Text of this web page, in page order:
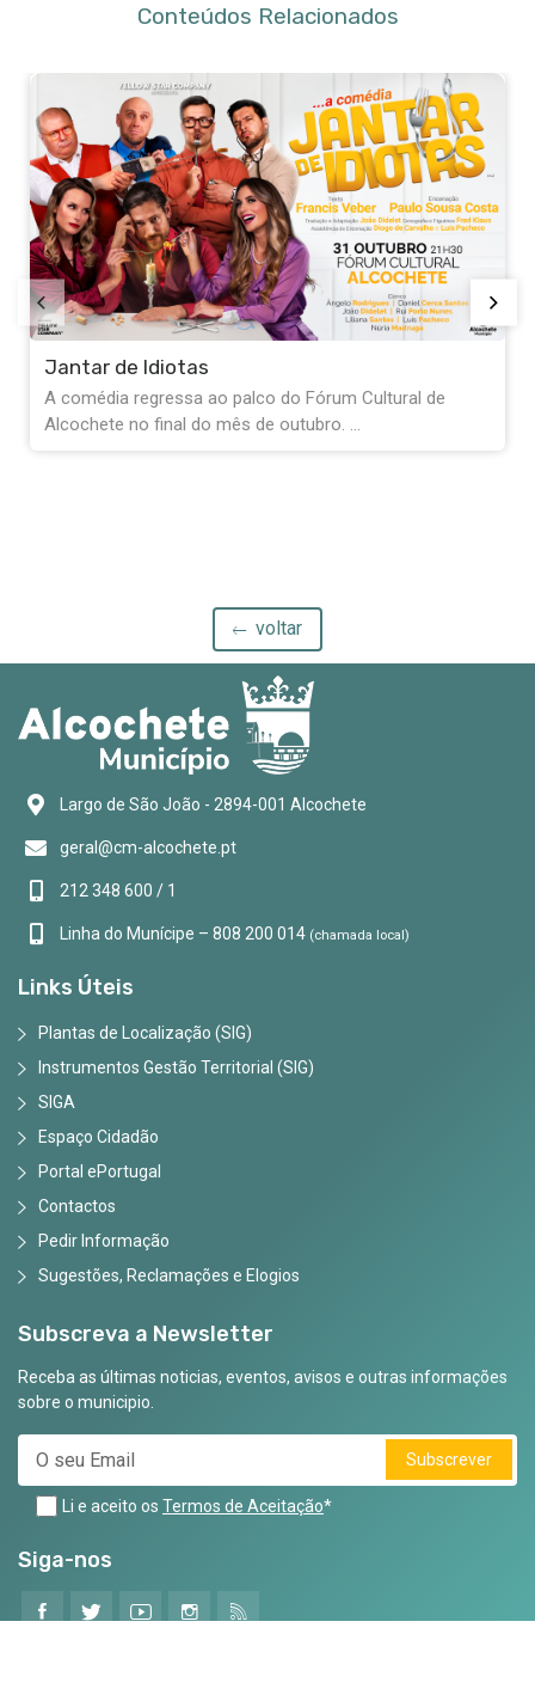
Conteúdos Relacionados
Jantar de Idiotas
A comédia regressa ao palco do Fórum Cultural de
Alcochete no final do mês de outubro. ...
voltar
Largo de São João - 2894-001 Alcochete
geral@cm-alcochete.pt
212 348 600 / 1
Linha do Munícipe – 808 200 014 (chamada local)
Links Úteis
Plantas de Localização (SIG)
Instrumentos Gestão Territorial (SIG)
SIGA
Espaço Cidadão
Portal ePortugal
Contactos
Pedir Informação
Sugestões, Reclamações e Elogios
Subscreva a Newsletter
Receba as últimas noticias, eventos, avisos e outras informações
sobre o municipio.
Subscrever
Li e aceito os Termos de Aceitação*
Siga-nos